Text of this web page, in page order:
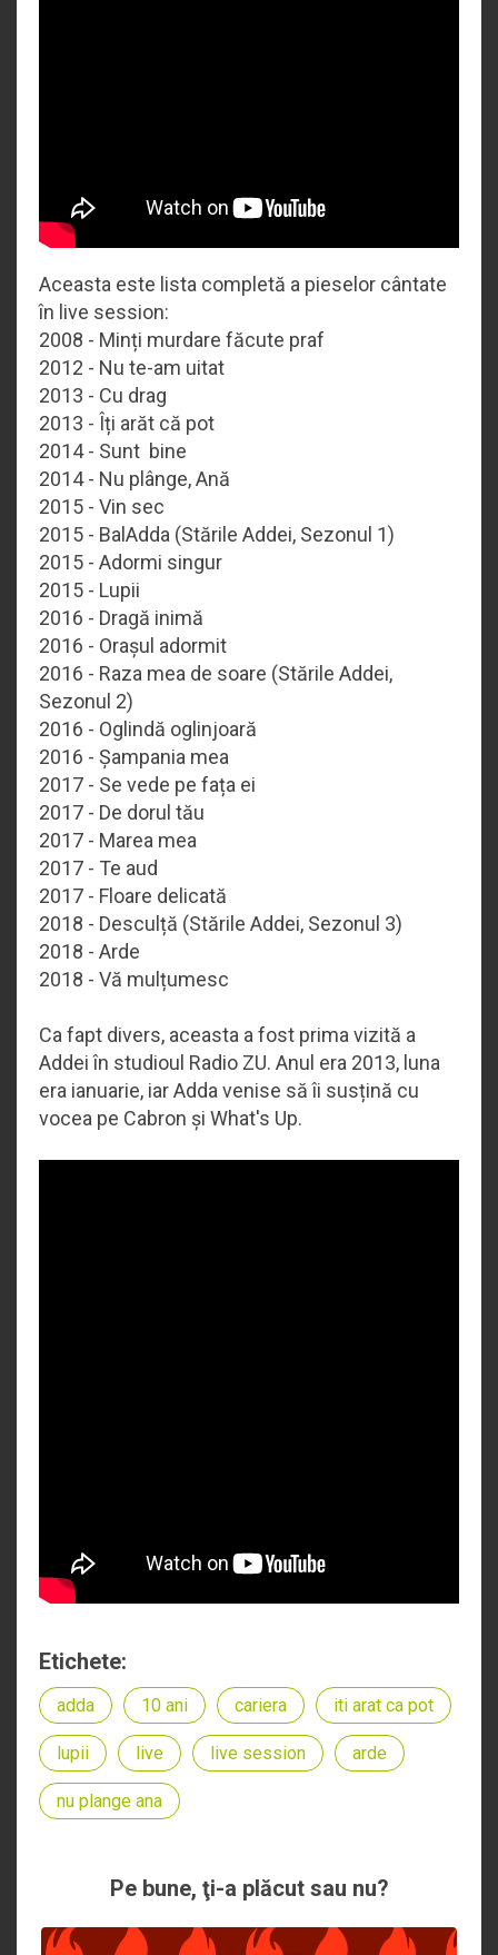
Aceasta este lista completă a pieselor cântate
în live session:
2008 - Minți murdare făcute praf
2012 - Nu te-am uitat
2013 - Cu drag
2013 - Îți arăt că pot
2014 - Sunt bine
2014 - Nu plânge, Ană
2015 - Vin sec
2015 - BalAdda (Stările Addei, Sezonul 1)
2015 - Adormi singur
2015 - Lupii
2016 - Dragă inimă
2016 - Orașul adormit
2016 - Raza mea de soare (Stările Addei,
Sezonul 2)
2016 - Oglindă oglinjoară
2016 - Șampania mea
2017 - Se vede pe fața ei
2017 - De dorul tău
2017 - Marea mea
2017 - Te aud
2017 - Floare delicată
2018 - Desculță (Stările Addei, Sezonul 3)
2018 - Arde
2018 - Vă mulțumesc
Ca fapt divers, aceasta a fost prima vizită a
Addei în studioul Radio ZU. Anul era 2013, luna
era ianuarie, iar Adda venise să îi susțină cu
vocea pe Cabron și What's Up.
Etichete:
adda 10 ani cariera iti arat ca pot
lupii live live session arde
nu plange ana
Pe bune, ţi-a plăcut sau nu?